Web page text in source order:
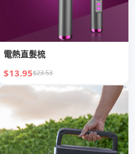
電熱直髮梳
$13.95$23.53